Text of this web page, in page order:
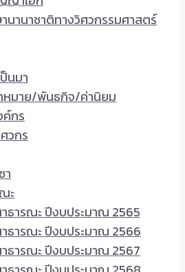
นานาชาติทางวิศวกรรมศาสตร์
นมา
หมาย/พันธกิจ/ค่านิยม
ค์กร
วกร
า
ะ
ธารณะ ปีงบประมาณ 2565
ธารณะ ปีงบประมาณ 2566
ธารณะ ปีงบประมาณ 2567